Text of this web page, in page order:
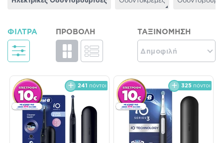
ΦΊΛΤΡΑ ΠΡΟΒΟΛΉ ΤΑΞΙΝΌΜΗΣΗ
Δημοφιλή
241 πόντοι 325 πόντοι